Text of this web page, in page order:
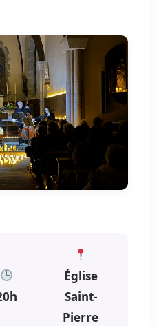
Église
Saint-
Pierre